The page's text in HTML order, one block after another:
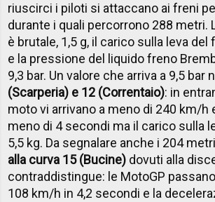
riuscirci i piloti si attaccano ai freni
durante i quali percorrono 288 metri.
è brutale, 1,5 g, il carico sulla leva del
e la pressione del liquido freno
9,3 bar. Un valore che arriva a 9,5 bar
(Scarperia) e 12 (Correntaio): in
moto vi arrivano a meno di 240 km/h
meno di 4 secondi ma il carico sulla
5,5 kg. Da segnalare anche i 204
alla curva 15 (Bucine) dovuti alla
contraddistingue: le MotoGP
108 km/h in 4,2 secondi e la